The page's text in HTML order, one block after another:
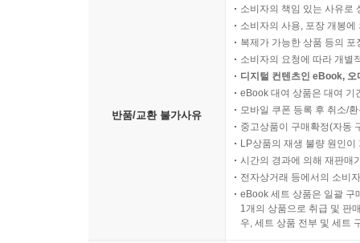
반품/교환 불가사유
소비자의 책임 있는 사유로
소비자의 사용, 포장 개봉
복제가 가능한 상품 등의
소비자의 요청에 따라 개별
디지털 컨텐츠인 eBook,
eBook 대여 상품은 대여 기
모바일 쿠폰 등록 후 취소/
중고상품이 구매확정(자동
LP상품의 재생 불량 원인
시간의 경과에 의해 재판매
전자상거래 등에서의 소비
eBook 세트 상품은 일괄 구
1개의 상품으로 취급 및 판
우, 세트 상품 전부 및 세트